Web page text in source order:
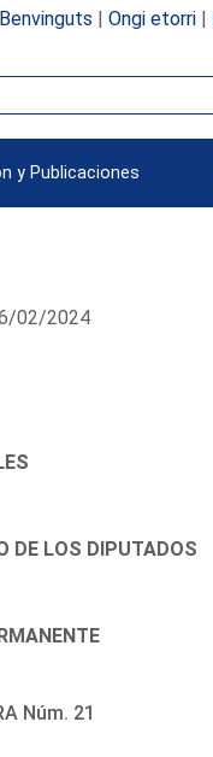
Benvinguts | Ongi etorri|
y Publicaciones
02/2024
DE LOS DIPUTADOS
Núm. 21